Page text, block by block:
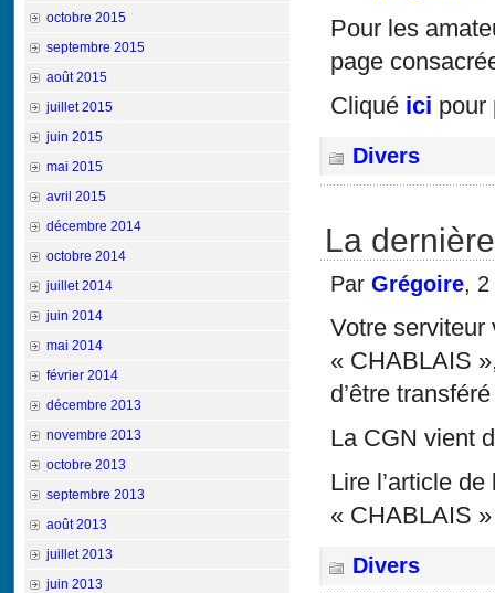
Pour les
page
Cliqué ici pour
Divers
La
Par Grégoire, 2
Votre serviteur
« CHABLAIS
d’être
La CGN vient
Lire l’article
« CHABLAIS
Divers
octobre 2015
septembre 2015
août 2015
juillet 2015
juin 2015
mai 2015
avril 2015
décembre 2014
octobre 2014
juillet 2014
juin 2014
mai 2014
février 2014
décembre 2013
novembre 2013
octobre 2013
septembre 2013
août 2013
juillet 2013
juin 2013